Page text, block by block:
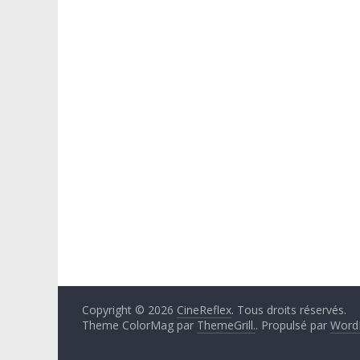
Copyright © 2026 CineReflex. Tous droits réservés.
Theme ColorMag par ThemeGrill.. Propulsé par